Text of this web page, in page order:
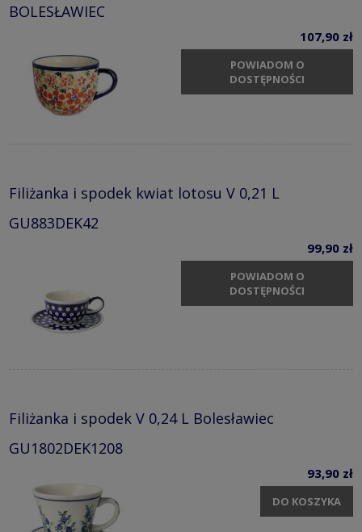
BOLESŁAWIEC
107,90 zł
POWIADOM O
DOSTĘPNOŚCI
Filiżanka i spodek kwiat lotosu V 0,21 L
GU883DEK42
99,90 zł
POWIADOM O
DOSTĘPNOŚCI
Filiżanka i spodek V 0,24 L Bolesławiec
GU1802DEK1208
93,90 zł
DO KOSZYKA